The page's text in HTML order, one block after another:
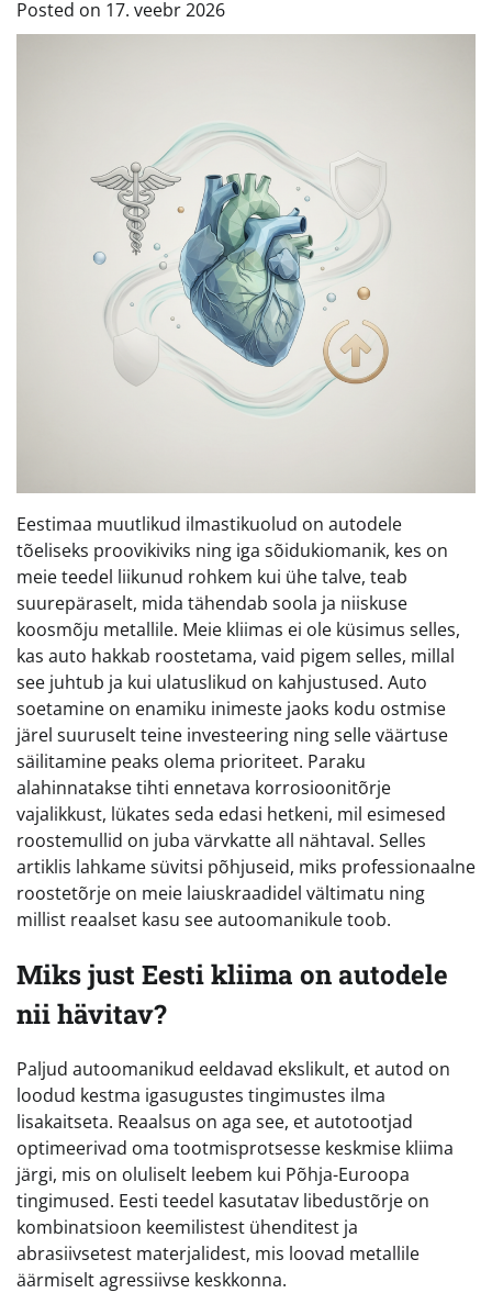
Posted on 17. veebr 2026
Eestimaa muutlikud ilmastikuolud on autodele
tõeliseks proovikiviks ning iga sõidukiomanik, kes on
meie teedel liikunud rohkem kui ühe talve, teab
suurepäraselt, mida tähendab soola ja niiskuse
koosmõju metallile. Meie kliimas ei ole küsimus selles,
kas auto hakkab roostetama, vaid pigem selles, millal
see juhtub ja kui ulatuslikud on kahjustused. Auto
soetamine on enamiku inimeste jaoks kodu ostmise
järel suuruselt teine investeering ning selle väärtuse
säilitamine peaks olema prioriteet. Paraku
alahinnatakse tihti ennetava korrosioonitõrje
vajalikkust, lükates seda edasi hetkeni, mil esimesed
roostemullid on juba värvkatte all nähtaval. Selles
artiklis lahkame süvitsi põhjuseid, miks professionaalne
roostetõrje on meie laiuskraadidel vältimatu ning
millist reaalset kasu see autoomanikule toob.
Miks just Eesti kliima on autodele
nii hävitav?
Paljud autoomanikud eeldavad ekslikult, et autod on
loodud kestma igasugustes tingimustes ilma
lisakaitseta. Reaalsus on aga see, et autotootjad
optimeerivad oma tootmisprotsesse keskmise kliima
järgi, mis on oluliselt leebem kui Põhja-Euroopa
tingimused. Eesti teedel kasutatav libedustõrje on
kombinatsioon keemilistest ühenditest ja
abrasiivsetest materjalidest, mis loovad metallile
äärmiselt agressiivse keskkonna.